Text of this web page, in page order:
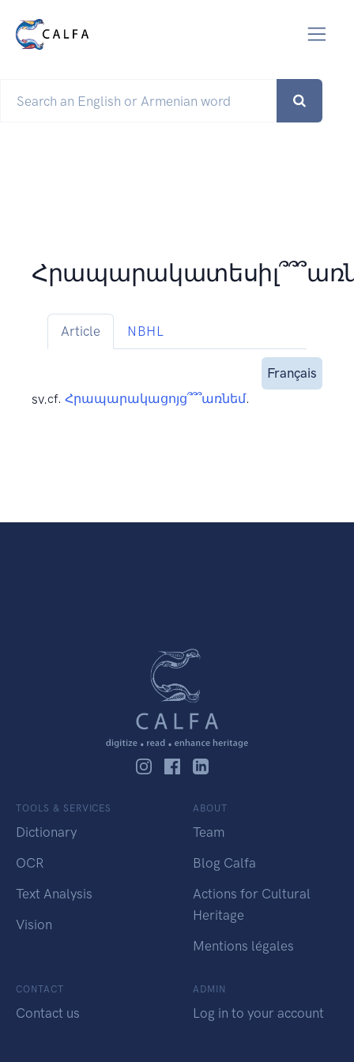
Article NBHL
Français
sv.cf. Հրապարակացոյց՞՞՞առնեմ.
TOOLS & SERVICES
Dictionary
OCR
Text Analysis
Vision
ABOUT
Team
Blog Calfa
Actions for Cultural
Heritage
Mentions légales
CONTACT
Contact us
ADMIN
Log in to your account